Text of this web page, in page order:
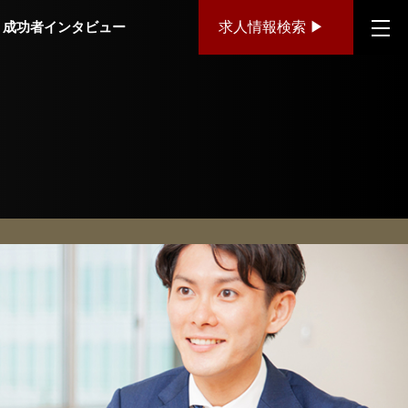
成功者インタビュー 求人情報検索 ▶